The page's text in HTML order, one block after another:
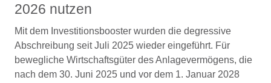
2026 nutzen
Mit dem Investitionsbooster wurden die degressive
Abschreibung seit Juli 2025 wieder eingeführt. Für
bewegliche Wirtschaftsgüter des Anlagevermögens, die
nach dem 30. Juni 2025 und vor dem 1. Januar 2028